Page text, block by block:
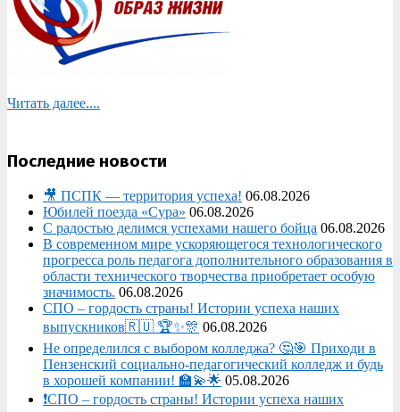
Читать далее....
Последние новости
🎥 ПСПК — территория успеха! 06.08.2026
Юбилей поезда «Сура» 06.08.2026
С радостью делимся успехами нашего бойца 06.08.2026
В современном мире ускоряющегося технологического
прогресса роль педагога дополнительного образования в
области технического творчества приобретает особую
значимость. 06.08.2026
СПО – гордость страны! Истории успеха наших
выпускников🇷🇺 🏆✨🎊 06.08.2026
Не определился с выбором колледжа? 🤔🎯 Приходи в
Пензенский социально-педагогический колледж и будь
в хорошей компании! 🏫💫🌟 05.08.2026
❗СПО – гордость страны! Истории успеха наших